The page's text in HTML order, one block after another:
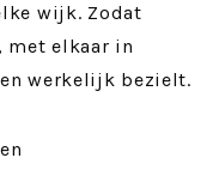
wijk. Zodat
met elkaar in
werkelijk bezielt.